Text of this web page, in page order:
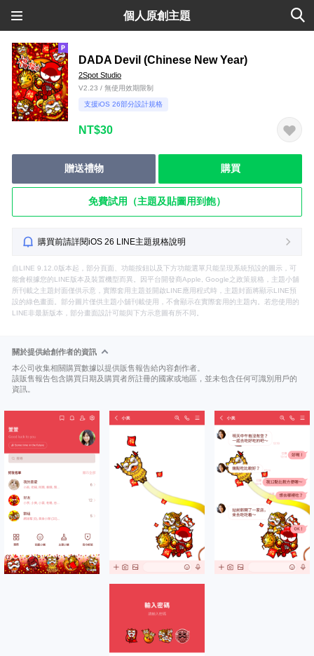
個人原創主題
DADA Devil (Chinese New Year)
2Spot Studio
V2.23 / 無使用效期限制
支援iOS 26部分設計規格
NT$30
贈送禮物 購買
免費試用（主題及貼圖用到飽）
購買前請詳閱iOS 26 LINE主題規格說明
自LINE 9.12.0版本起，部分頁面、功能按鈕以及下方功能選單只能呈現系統預設的圖示，可
能會根據您的LINE版本及裝置機型而異。因平台開發商Apple, Google之政策規格，主題小舖
所刊載之主題封面僅供示意，實際套用主題並開啟LINE應用程式時，主題封面將顯示LINE預
設的綠色畫面。部分圖片僅供主題小舖刊載使用，不會顯示在實際套用的主題內。若您使用的
LINE非最新版本，部分畫面設計可能與下方示意圖有所不同。
關於提供給創作者的資訊
本公司收集相關購買數據以提供販售報告給內容創作者。
該販售報告包含購買日期及購買者所註冊的國家或地區，並未包含任何可識別用戶的
資訊。